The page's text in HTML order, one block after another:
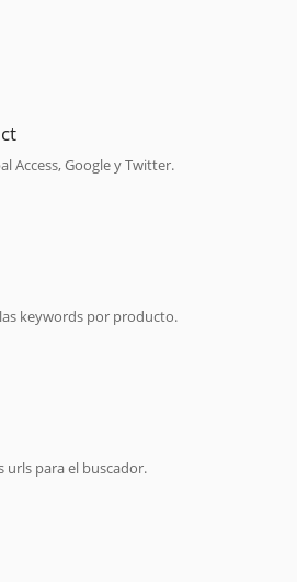
Access, Google y Twitter.
keywords por producto.
urls para el buscador.